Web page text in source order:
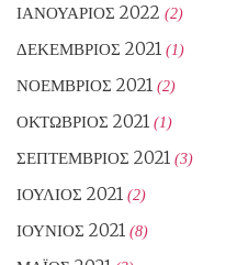
ΙΑΝΟΥΆΡΙΟΣ 2022 (2)
ΔΕΚΈΜΒΡΙΟΣ 2021 (1)
ΝΟΈΜΒΡΙΟΣ 2021 (2)
ΟΚΤΏΒΡΙΟΣ 2021 (1)
ΣΕΠΤΈΜΒΡΙΟΣ 2021 (3)
ΙΟΎΛΙΟΣ 2021 (2)
ΙΟΎΝΙΟΣ 2021 (8)